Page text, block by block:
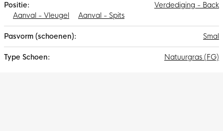
Verdediging - Back
Aanval - Vleugel
Aanval - Spits
Smal
Natuurgras (FG)